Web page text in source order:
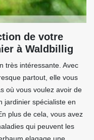
de votre
à Waldbillig
très intéressante. Avec
partout, elle vous
où vous voulez avoir de
jardinier spécialiste en
plus de cela, vous avez
qui peuvent les